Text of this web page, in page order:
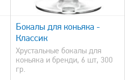
Бокалы для коньяка -
Классик
Хрустальные бокалы для
коньяка и бренди, 6 шт, 300
гр.